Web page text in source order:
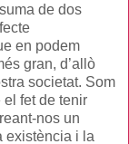
de dos
en podem
gran, d’allò
societat. Som
el fet de tenir
nos un
existència i la